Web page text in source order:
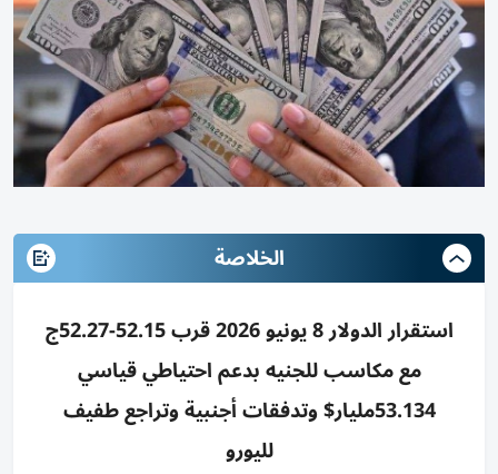
الخلاصة
استقرار الدولار 8 يونيو 2026 قرب 52.15-52.27ج
مع مكاسب للجنيه بدعم احتياطي قياسي
53.134مليار$ وتدفقات أجنبية وتراجع طفيف
لليورو